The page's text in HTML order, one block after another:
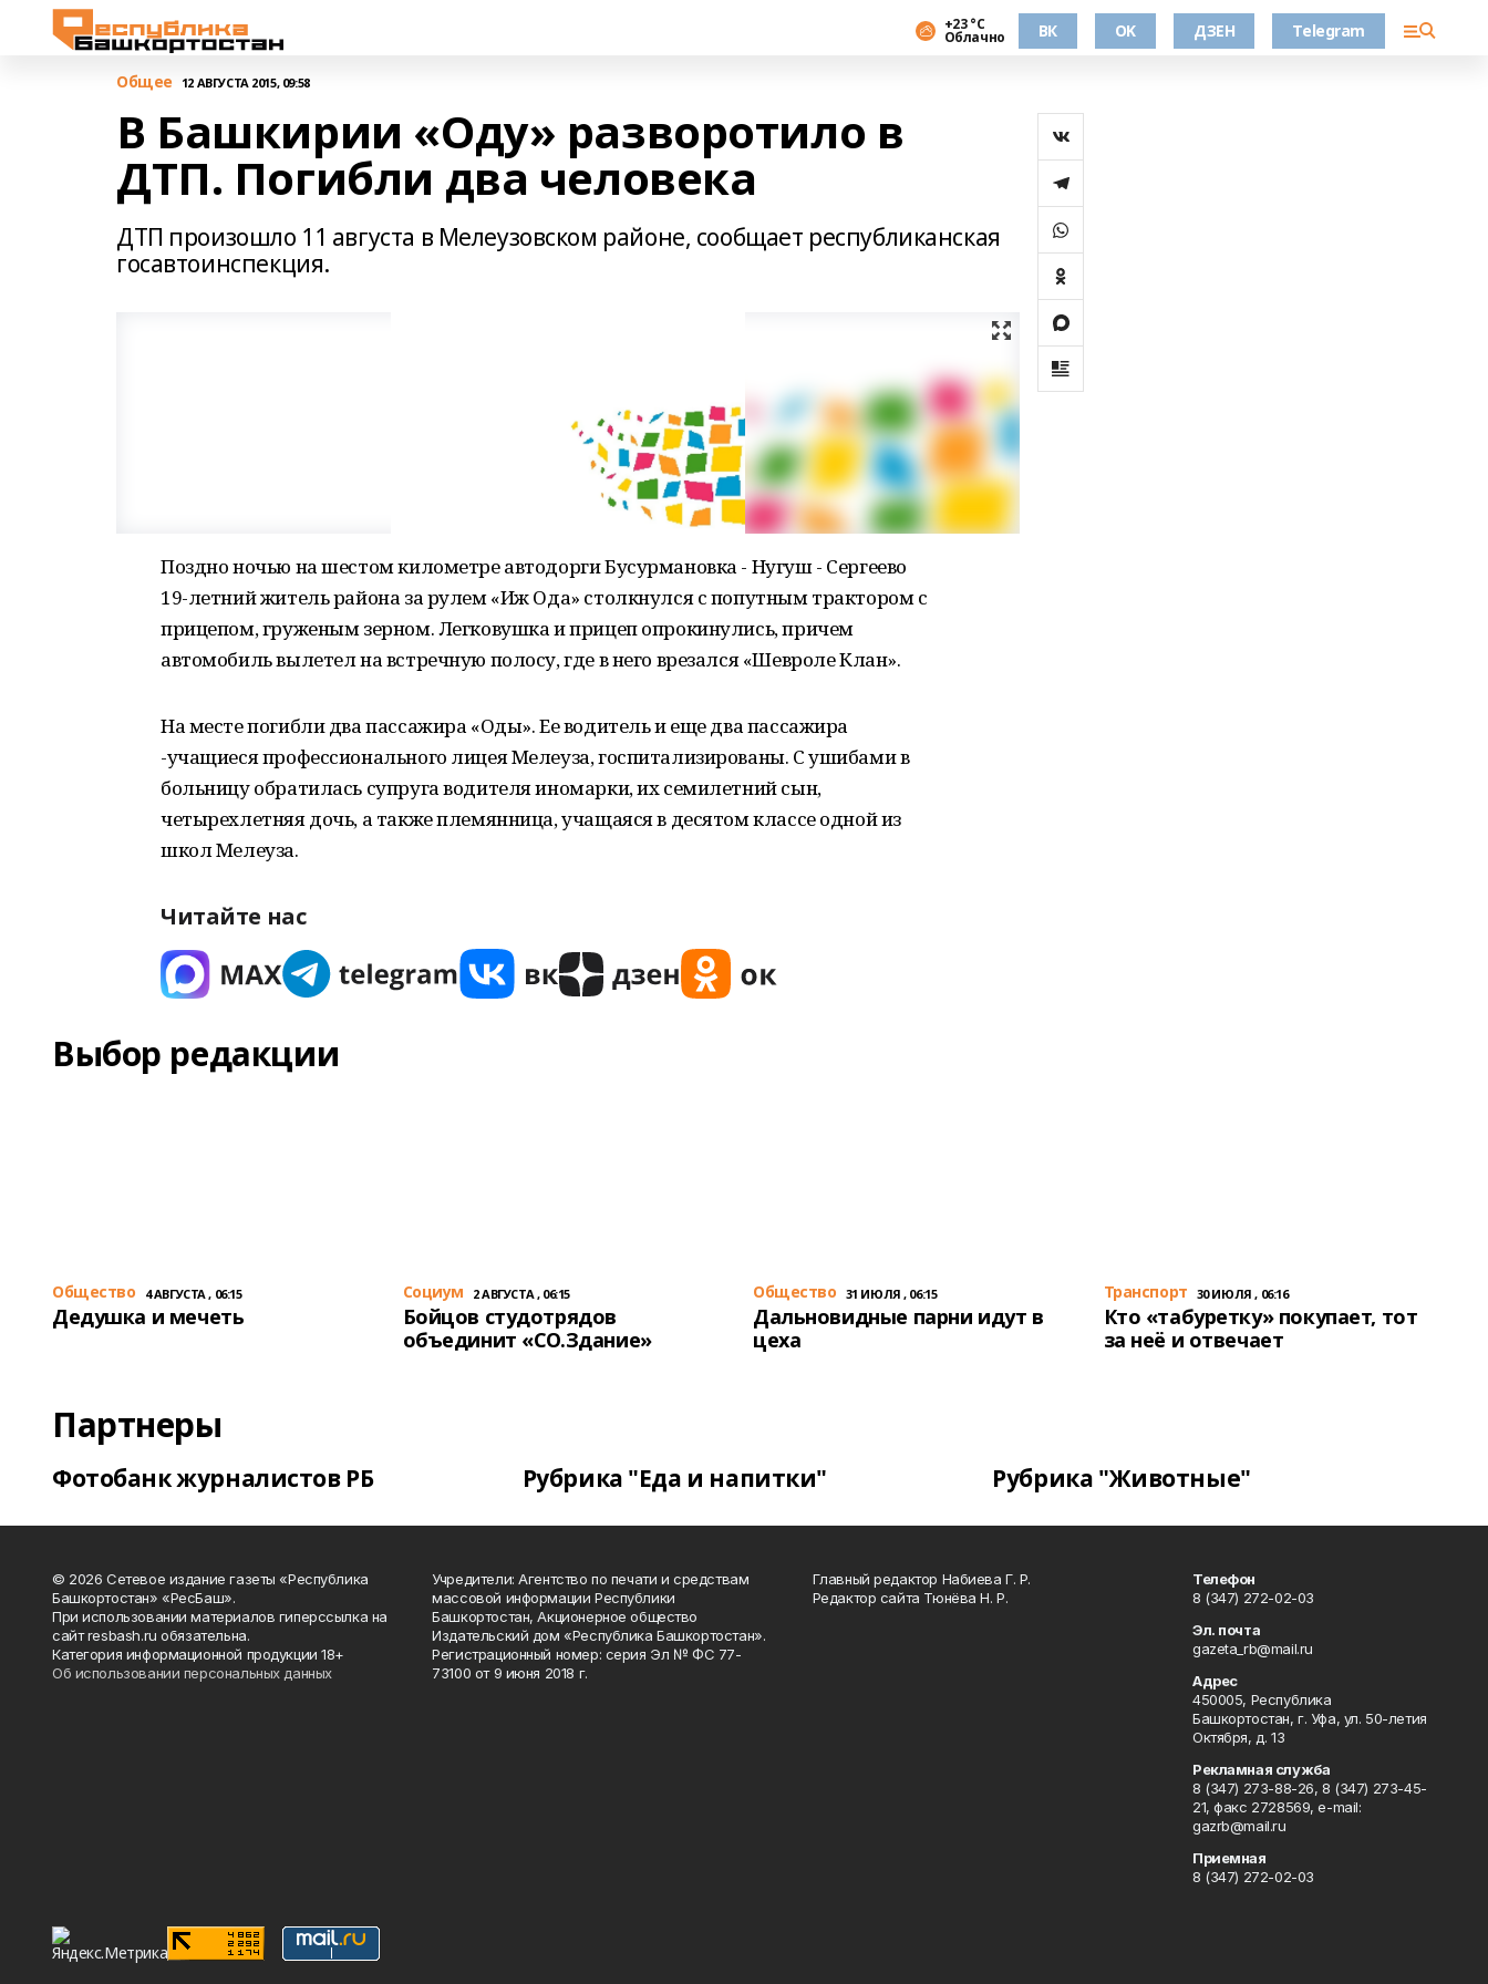
+23 °С
Облачно ВК OK ДЗЕН Telegram
Общее 12 АВГУСТА 2015, 09:58
В Башкирии «Оду» разворотило в
ДТП. Погибли два человека
ДТП произошло 11 августа в Мелеузовском районе, сообщает республиканская
госавтоинспекция.
Поздно ночью на шестом километре автодорги Бусурмановка - Нугуш - Сергеево
19-летний житель района за рулем «Иж Ода» столкнулся с попутным трактором с
прицепом, груженым зерном. Легковушка и прицеп опрокинулись, причем
автомобиль вылетел на встречную полосу, где в него врезался «Шевроле Клан».
На месте погибли два пассажира «Оды». Ее водитель и еще два пассажира
-учащиеся профессионального лицея Мелеуза, госпитализированы. С ушибами в
больницу обратилась супруга водителя иномарки, их семилетний сын,
четырехлетняя дочь, а также племянница, учащаяся в десятом классе одной из
школ Мелеуза.
Читайте нас
Выбор редакции
Общество 4 АВГУСТА , 06:15
Дедушка и мечеть
Cоциум 2 АВГУСТА , 06:15
Бойцов студотрядов
объединит «СО.Здание»
Общество 31 ИЮЛЯ , 06:15
Дальновидные парни идут в
цеха
Транспорт 30 ИЮЛЯ , 06:16
Кто «табуретку» покупает, тот
за неё и отвечает
Партнеры
Фотобанк журналистов РБ Рубрика "Еда и напитки" Рубрика "Животные"
© 2026 Сетевое издание газеты «Республика
Башкортостан» «РесБаш».
При использовании материалов гиперссылка на
сайт resbash.ru обязательна.
Категория информационной продукции 18+
Об использовании персональных данных
Учредители: Агентство по печати и средствам
массовой информации Республики
Башкортостан, Акционерное общество
Издательский дом «Республика Башкортостан».
Регистрационный номер: серия Эл № ФС 77-
73100 от 9 июня 2018 г.
Главный редактор Набиева Г. Р.
Редактор сайта Тюнёва Н. Р.
Телефон
8 (347) 272-02-03
Эл. почта
gazeta_rb@mail.ru
Адрес
450005, Республика
Башкортостан, г. Уфа, ул. 50-летия
Октября, д. 13
Рекламная служба
8 (347) 273-88-26, 8 (347) 273-45-
21, факс 2728569, e-mail:
gazrb@mail.ru
Приемная
8 (347) 272-02-03